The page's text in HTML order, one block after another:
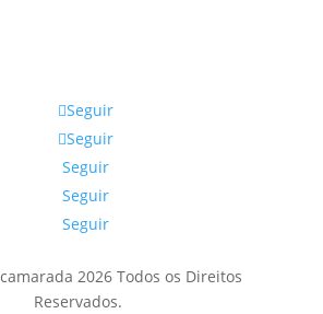
Seguir
Seguir
Seguir
Seguir
Seguir
2026 Todos os Direitos
Reservados.